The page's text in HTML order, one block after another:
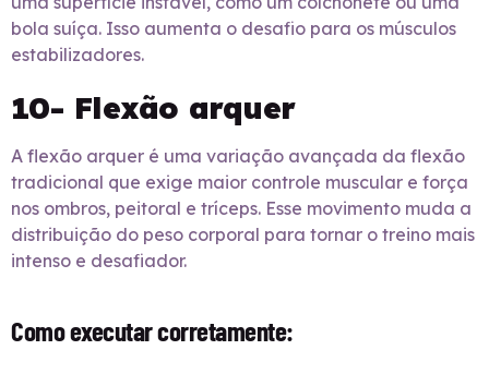
bola suíça. Isso aumenta o desafio para os músculos
estabilizadores.
10- Flexão arquer
A flexão arquer é uma variação avançada da flexão
tradicional que exige maior controle muscular e força
nos ombros, peitoral e tríceps. Esse movimento muda a
distribuição do peso corporal para tornar o treino mais
intenso e desafiador.
Como executar corretamente: